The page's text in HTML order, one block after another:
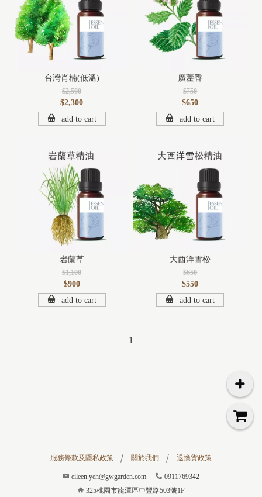
台灣肖楠(低溫)
$2,500
$2,300
add to cart
廣藿香
$750
$650
add to cart
岩蘭草
$1,100
$900
add to cart
大西洋雪松
$650
$550
add to cart
1
服務條款及隱私政策 關於我們 退換貨政策
eileen.yeh@gwgarden.com
0911769342
325桃園市龍潭區中豐路503號1F